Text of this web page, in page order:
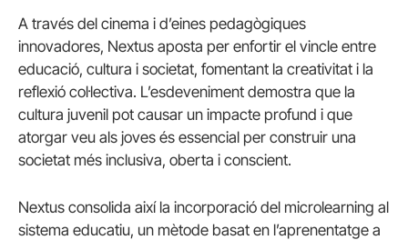
A través del cinema i d’eines pedagògiques
innovadores, Nextus aposta per enfortir el vincle entre
educació, cultura i societat, fomentant la creativitat i la
reflexió col·lectiva. L’esdeveniment demostra que la
cultura juvenil pot causar un impacte profund i que
atorgar veu als joves és essencial per construir una
societat més inclusiva, oberta i conscient.
Nextus consolida així la incorporació del microlearning al
sistema educatiu, un mètode basat en l’aprenentatge a